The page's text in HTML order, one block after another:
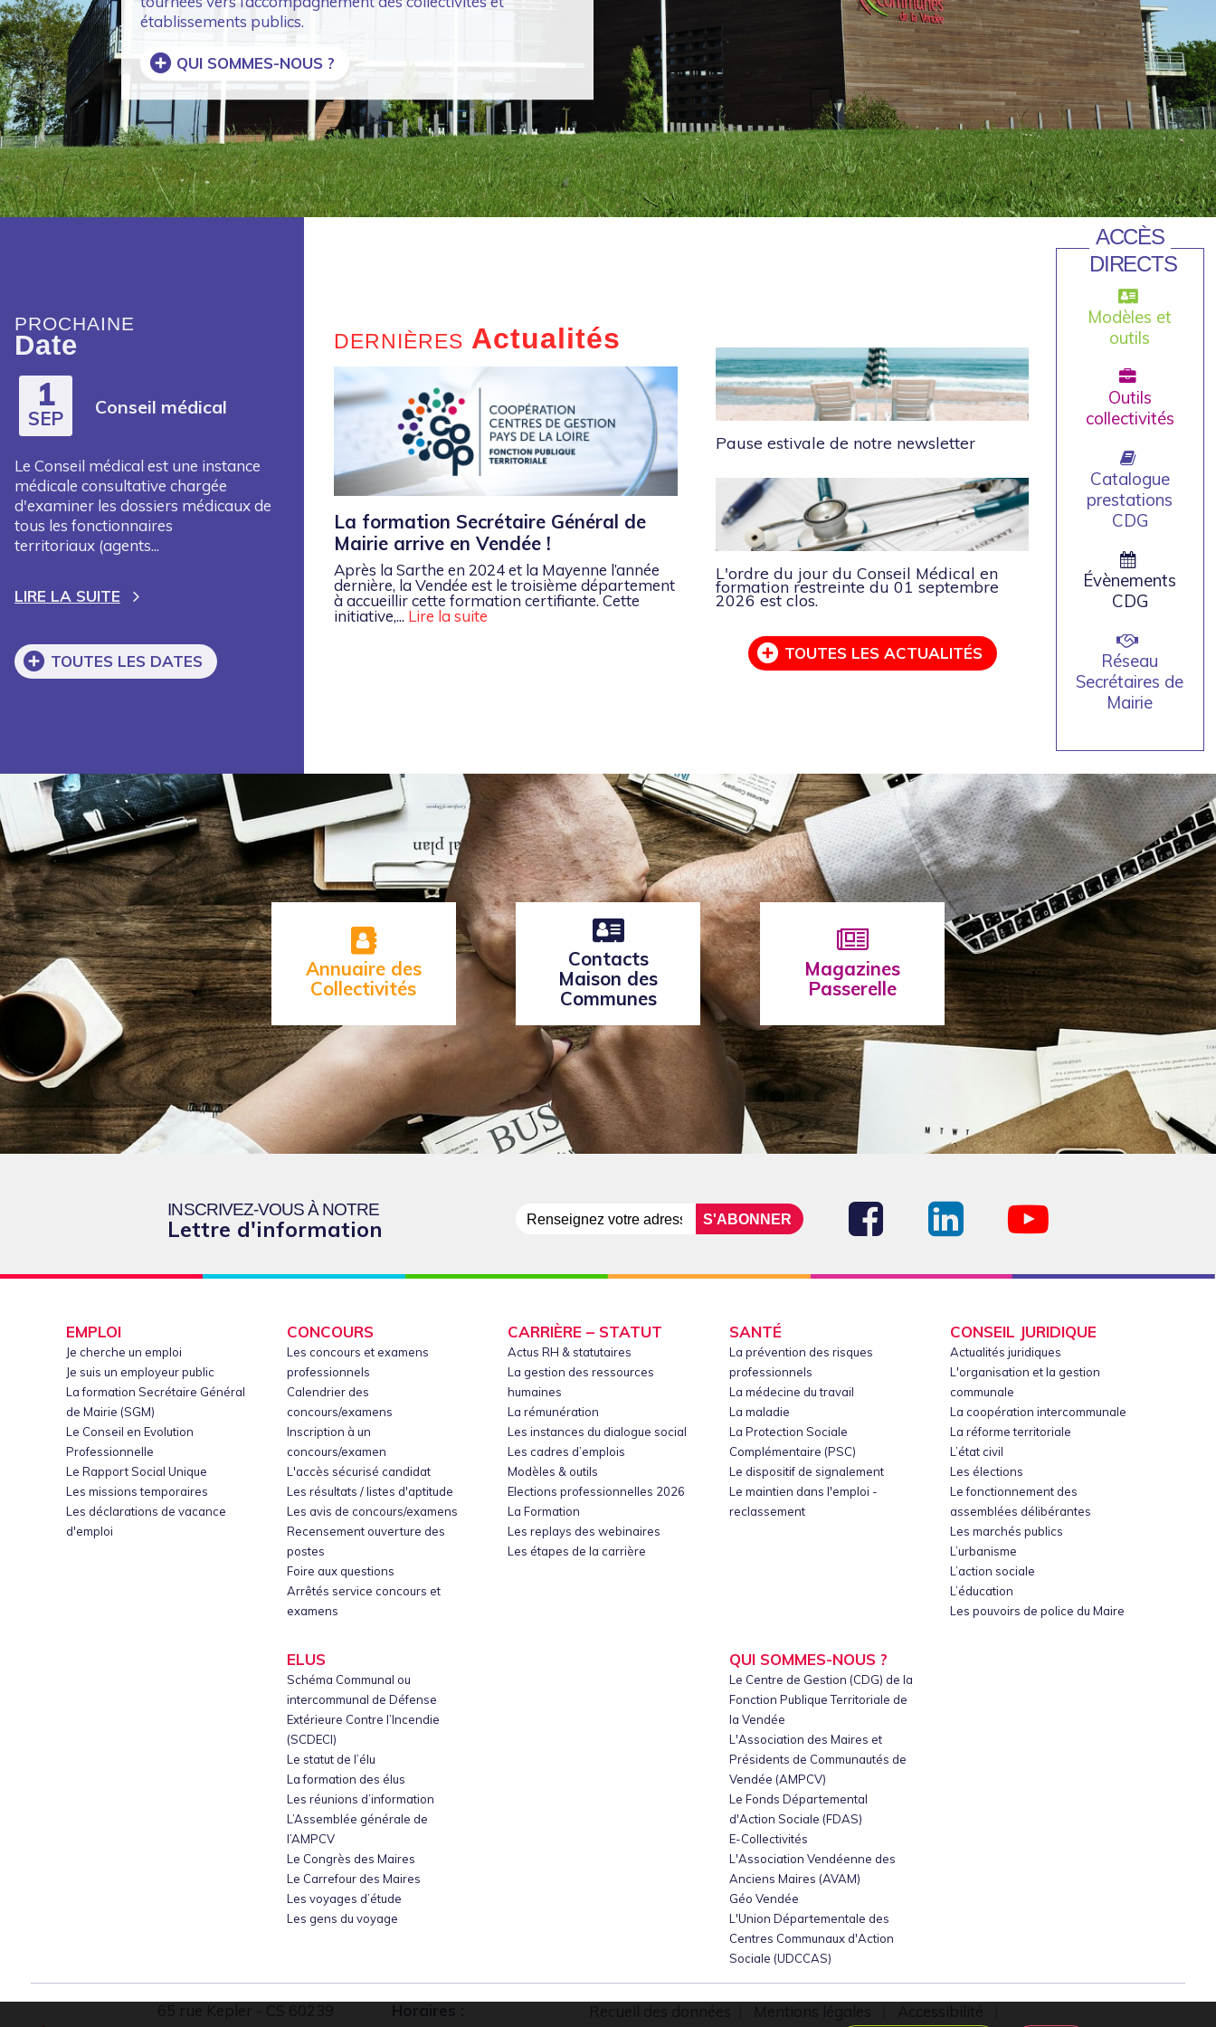
établissements publics.
QUI SOMMES-NOUS ?
PROCHAINE
Date
1
SEP Conseil médical
Le Conseil médical est une instance
médicale consultative chargée
d'examiner les dossiers médicaux de
tous les fonctionnaires
territoriaux (agents...
LIRE LA SUITE
TOUTES LES DATES
DERNIÈRES Actualités
La formation Secrétaire Général de
Mairie arrive en Vendée !
Après la Sarthe en 2024 et la Mayenne l’année
dernière, la Vendée est le troisième département
à accueillir cette formation certifiante. Cette
initiative,... Lire la suite
Pause estivale de notre newsletter
L'ordre du jour du Conseil Médical en
formation restreinte du 01 septembre
2026 est clos.
TOUTES LES ACTUALITÉS
ACCÈS
DIRECTS
Modèles et
outils
Outils
collectivités
Catalogue
prestations
CDG
Évènements
CDG
Réseau
Secrétaires de
Mairie
Annuaire des
Collectivités
Contacts
Maison des
Communes
Magazines
Passerelle
INSCRIVEZ-VOUS À NOTRE
Lettre d'information
EMPLOI
Je cherche un emploi
Je suis un employeur public
La formation Secrétaire Général
de Mairie (SGM)
Le Conseil en Evolution
Professionnelle
Le Rapport Social Unique
Les missions temporaires
Les déclarations de vacance
d'emploi
CONCOURS
Les concours et examens
professionnels
Calendrier des
concours/examens
Inscription à un
concours/examen
L'accès sécurisé candidat
Les résultats / listes d'aptitude
Les avis de concours/examens
Recensement ouverture des
postes
Foire aux questions
Arrêtés service concours et
examens
CARRIÈRE – STATUT
Actus RH & statutaires
La gestion des ressources
humaines
La rémunération
Les instances du dialogue social
Les cadres d’emplois
Modèles & outils
Elections professionnelles 2026
La Formation
Les replays des webinaires
Les étapes de la carrière
SANTÉ
La prévention des risques
professionnels
La médecine du travail
La maladie
La Protection Sociale
Complémentaire (PSC)
Le dispositif de signalement
Le maintien dans l'emploi -
reclassement
CONSEIL JURIDIQUE
Actualités juridiques
L'organisation et la gestion
communale
La coopération intercommunale
La réforme territoriale
L’état civil
Les élections
Le fonctionnement des
assemblées délibérantes
Les marchés publics
L’urbanisme
L’action sociale
L’éducation
Les pouvoirs de police du Maire
ELUS
Schéma Communal ou
intercommunal de Défense
Extérieure Contre l’Incendie
(SCDECI)
Le statut de l’élu
La formation des élus
Les réunions d’information
L’Assemblée générale de
l’AMPCV
Le Congrès des Maires
Le Carrefour des Maires
Les voyages d’étude
Les gens du voyage
QUI SOMMES-NOUS ?
Le Centre de Gestion (CDG) de la
Fonction Publique Territoriale de
la Vendée
L'Association des Maires et
Présidents de Communautés de
Vendée (AMPCV)
Le Fonds Départemental
d'Action Sociale (FDAS)
E-Collectivités
L'Association Vendéenne des
Anciens Maires (AVAM)
Géo Vendée
L'Union Départementale des
Centres Communaux d'Action
Sociale (UDCCAS)